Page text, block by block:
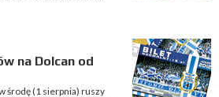
na Dolcan od
środę (1 sierpnia) ruszy